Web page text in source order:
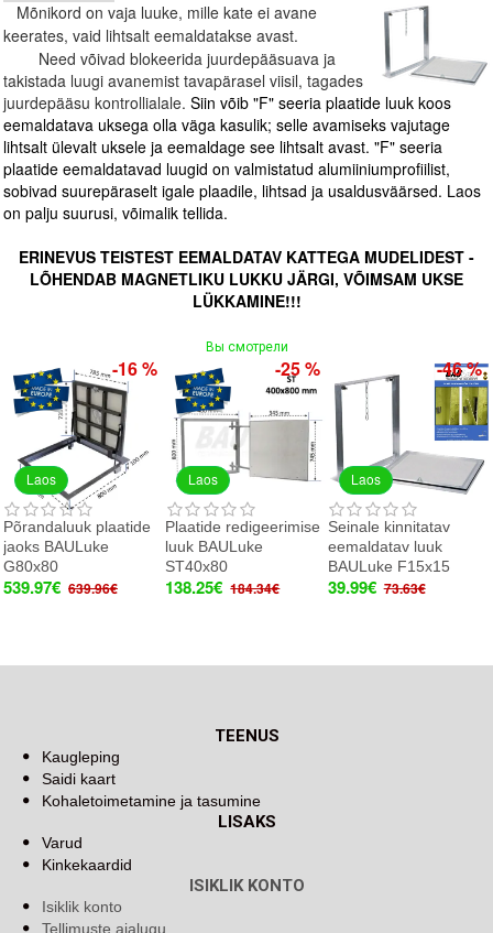
Mõnikord on vaja luuke, mille kate ei avane
keerates, vaid lihtsalt eemaldatakse avast.
Need võivad blokeerida juurdepääsuava ja
takistada luugi avanemist tavapärasel viisil, tagades
juurdepääsu kontrollialale. Siin võib "F" seeria plaatide luuk koos
eemaldatava uksega olla väga kasulik; selle avamiseks vajutage
lihtsalt ülevalt uksele ja eemaldage see lihtsalt avast. "F" seeria
plaatide eemaldatavad luugid on valmistatud alumiiniumprofiilist,
sobivad suurepäraselt igale plaadile, lihtsad ja usaldusväärsed. Laos
on palju suurusi, võimalik tellida.
ERINEVUS TEISTEST EEMALDATAV KATTEGA MUDELIDEST -
LÕHENDAB MAGNETLIKU LUKKU JÄRGI, VÕIMSAM UKSE
LÜKKAMINE!!!
Вы смотрели
Laos
-16 %
Põrandaluuk plaatide
jaoks BAULuke
G80x80
539.97€ 639.96€
Laos
-25 %
Plaatide redigeerimise
luuk BAULuke
ST40x80
138.25€ 184.34€
Laos
-46 %
Seinale kinnitatav
eemaldatav luuk
BAULuke F15x15
39.99€ 73.63€
TEENUS
Kaugleping
Saidi kaart
Kohaletoimetamine ja tasumine
LISAKS
Varud
Kinkekaardid
ISIKLIK KONTO
Isiklik konto
Tellimuste ajalugu